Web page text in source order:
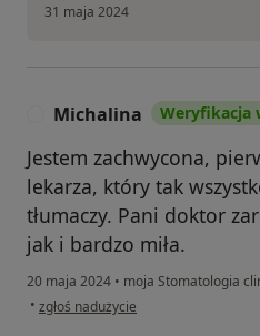
31 maja 2024
Michalina Weryfikacja
Jestem zachwycona,
lekarza, który tak
tłumaczy. Pani doktor
jak i bardzo miła.
20 maja 2024 • moja Stomatologia
• w opinii użytkownika Michalina
zgłoś nadużycie